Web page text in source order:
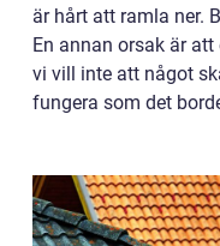
är hårt att ramla ner.
En annan orsak är
vi vill inte att något
fungera som det